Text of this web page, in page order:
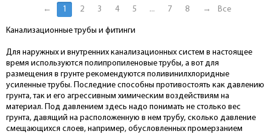
← 1 2 3 4 5 ... 7 8 → Все
Канализационные трубы и фитинги
Для наружных и внутренних канализационных систем в настоящее
время используются полипропиленовые трубы, а вот для
размещения в грунте рекомендуются поливинилхлоридные
усиленные трубы. Последние способны противостоять как давлению
грунта, так и его агрессивным химическим воздействиям на
материал. Под давлением здесь надо понимать не столько вес
грунта, давящий на расположенную в нем трубу, сколько давление
смещающихся слоев, например, обусловленных промерзанием